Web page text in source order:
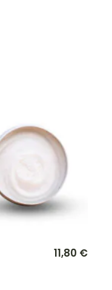
11,80 €